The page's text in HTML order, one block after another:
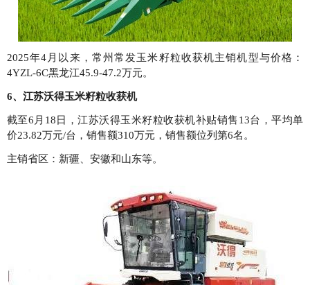
2025年4月以来，常州常发玉米籽粒收获机主销机型与价格：
4YZL-6C黑龙江45.9-47.2万元。
6、江苏沃得玉米籽粒收获机
截至6月18日，江苏沃得玉米籽粒收获机补贴销售13台，平均单
价23.82万元/台，销售额310万元，销售额位列第6名。
主销省区：新疆、安徽和山东等。